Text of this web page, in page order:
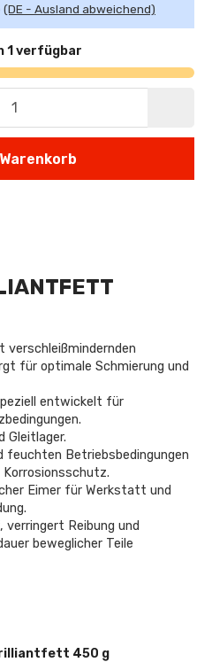
(DE - Ausland abweichend)
1 verfügbar
für optimale Schmierung und
entwickelt für
Gleitlager.
feuchten Betriebsbedingungen
Eimer für Werkstatt und
Reibung und
beweglicher Teile
450 g